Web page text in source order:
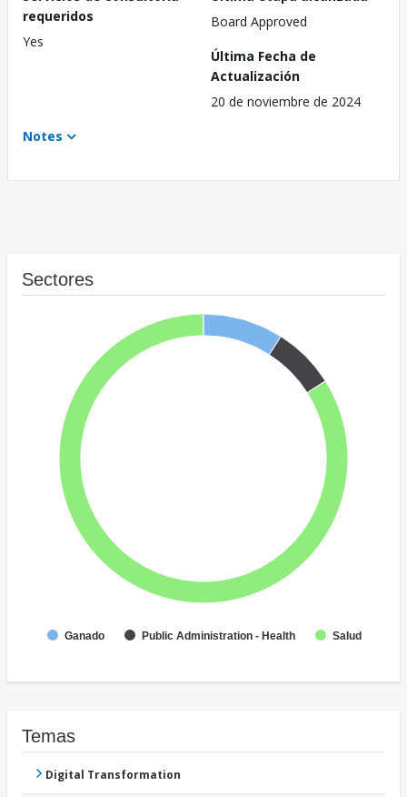
requeridos
Yes
Board Approved
Última Fecha de
Actualización
20 de noviembre de 2024
Notes
Sectores
Ganado Public Administration - Health Salud
Temas
Digital Transformation